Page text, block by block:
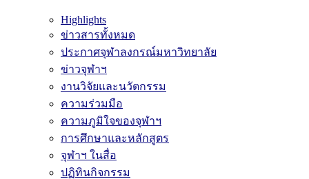
Highlights
ข่าวสารทั้งหมด
ประกาศจุฬาลงกรณ์มหาวิทยาลัย
ข่าวจุฬาฯ
งานวิจัยและนวัตกรรม
ความร่วมมือ
ความภูมิใจของจุฬาฯ
การศึกษาและหลักสูตร
จุฬาฯ ในสื่อ
ปฏิทินกิจกรรม